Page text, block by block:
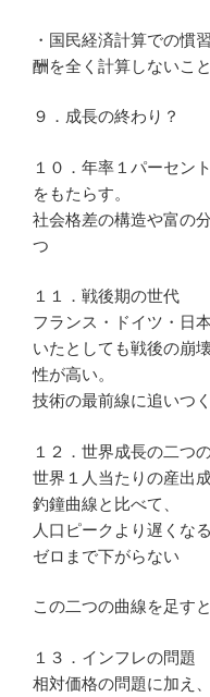
・国民経済計算での慣
酬を全く計算しないこ
９．成長の終わり？
１０．年率１パーセン
をもたらす。
社会格差の構造や富の
つ
１１．戦後期の世代
フランス・ドイツ・日
いたとしても戦後の崩
性が高い。
技術の最前線に追いつく
１２．世界成長の二つ
世界１人当たりの産出
釣鐘曲線と比べて、
人口ピークより遅くなる
ゼロまで下がらない
この二つの曲線を足す
１３．インフレの問題
相対価格の問題に加え